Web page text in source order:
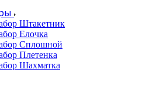
Штакетник
Елочка
Сплошной
Плетенка
Шахматка